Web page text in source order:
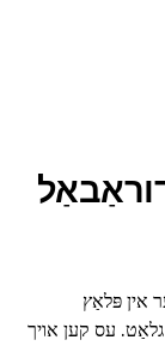
אין פּלאַץ
עס קען אויך